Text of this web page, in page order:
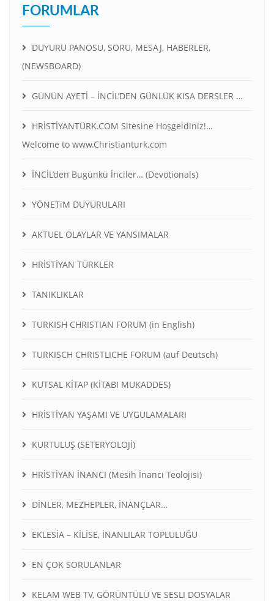
FORUMLAR
DUYURU PANOSU, SORU, MESAJ, HABERLER,
(NEWSBOARD)
GÜNÜN AYETİ – İNCİL’DEN GÜNLÜK KISA DERSLER …
HRİSTİYANTÜRK.COM Sitesine Hoşgeldiniz!…
Welcome to www.Christianturk.com
İNCİL’den Bugünkü İnciler… (Devotionals)
YÖNETiM DUYURULARI
AKTUEL OLAYLAR VE YANSIMALAR
HRİSTİYAN TÜRKLER
TANIKLIKLAR
TURKISH CHRISTIAN FORUM (in English)
TURKISCH CHRISTLICHE FORUM (auf Deutsch)
KUTSAL KİTAP (KİTABI MUKADDES)
HRİSTİYAN YAŞAMI VE UYGULAMALARI
KURTULUŞ (SETERYOLOJİ)
HRİSTİYAN İNANCI (Mesih İnancı Teolojisi)
DİNLER, MEZHEPLER, İNANÇLAR…
EKLESİA – KİLİSE, İNANLILAR TOPLULUĞU
EN ÇOK SORULANLAR
KELAM WEB TV, GÖRÜNTÜLÜ VE SESLI DOSYALAR